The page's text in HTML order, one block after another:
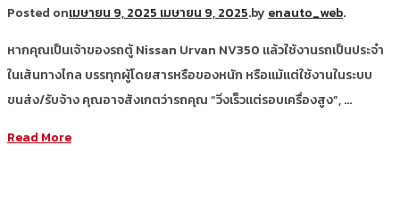
Posted onเมษายน 9, 2025เมษายน 9, 2025.byenauto_web.
หากคุณเป็นเจ้าของรถตู้ Nissan Urvan NV350 แล้วใช้งานรถเป็นประจำ
ในเส้นทางไกล บรรทุกผู้โดยสารหรือของหนัก หรือแม้แต่ใช้งานในระบบ
ขนส่ง/รับจ้าง คุณอาจสังเกตว่ารถคุณ “วิ่งเร็วแต่รอบเครื่องสูง”, …
Read More